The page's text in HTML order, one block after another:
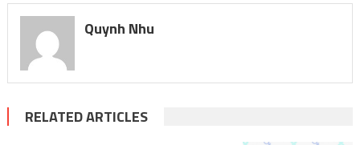
Quynh Nhu
RELATED ARTICLES